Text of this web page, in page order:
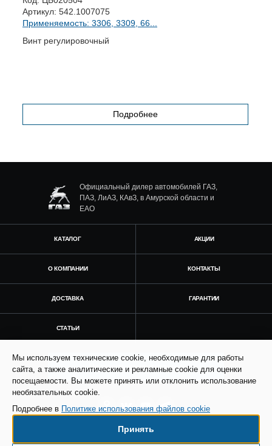
Артикул: 542.1007075
Применяемость: 3306, 3309, 66...
Винт регулировочный
Подробнее
Официальный дилер автомобилей ГАЗ,
ПАЗ, ЛиАЗ, КАвЗ, в Амурской области и
ЕАО
КАТАЛОГ АКЦИИ
О КОМПАНИИ КОНТАКТЫ
ДОСТАВКА ГАРАНТИИ
СТАТЬИ
Получить консультацию
© Все права защищены. Информация сайта
Мы используем технические cookie, необходимые для работы
сайта, а также аналитические и рекламные cookie для оценки
посещаемости. Вы можете принять или отклонить использование
необязательных cookie.
Подробнее в Политике использования файлов cookie
Принять